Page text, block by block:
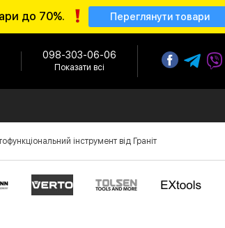
до 70%. Переглянути товари
098-303-06-06
Показати всі
інструмент від Граніт